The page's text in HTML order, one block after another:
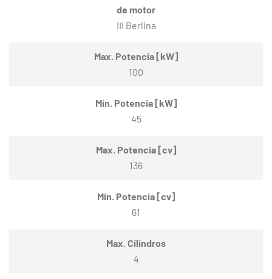
de motor
III Berlina
Max. Potencia [kW]
100
Mín. Potencia [kW]
45
Max. Potencia [cv]
136
Mín. Potencia [cv]
61
Max. Cilindros
4